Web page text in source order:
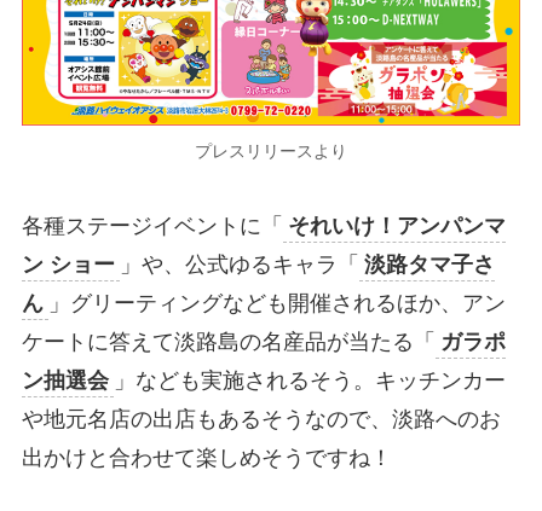
プレスリリースより
各種ステージイベントに「 それいけ！アンパンマ
ン ショー 」や、公式ゆるキャラ「 淡路タマ子さ
ん 」グリーティングなども開催されるほか、アン
ケートに答えて淡路島の名産品が当たる「 ガラポ
ン抽選会 」なども実施されるそう。キッチンカー
や地元名店の出店もあるそうなので、淡路へのお
出かけと合わせて楽しめそうですね！